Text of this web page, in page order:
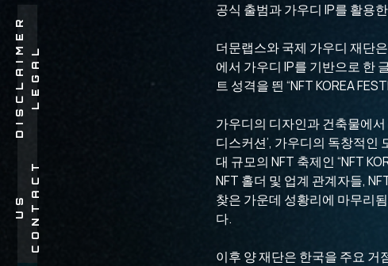
L
E
G
A
L
D
I
S
C
L
A
I
M
E
R
C
O
N
T
A
C
T
U
S
공식 출범과 가우디 IP를 활용
더문랩스와 국제 가우디 재단
에서 가우디 IP를 기반으로 한
트 성격을 띈 “NFT KOREA
가우디의 디자인과 건축물에서
디스커션’, 가우디의 독창적인
대 규모의 NFT 축제인 “NFT
NFT 홀더 및 업계 관계자들,
찾은 가운데 성황리에 마무리
다.
이후 양 재단은 한국을 주요